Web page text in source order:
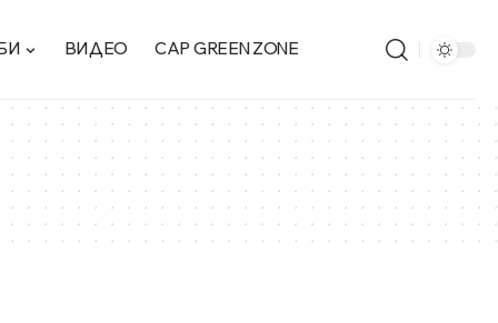
ВИДЕО CAP GREEN ZONE